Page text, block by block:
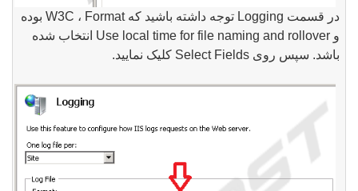
در قسمت Loggingتوجه داشته باشید که Format ، W3C بوده
و Use local time for file naming and rollover انتخاب شده
باشد. سپس روی Select Fieldsکلیک نمایید.